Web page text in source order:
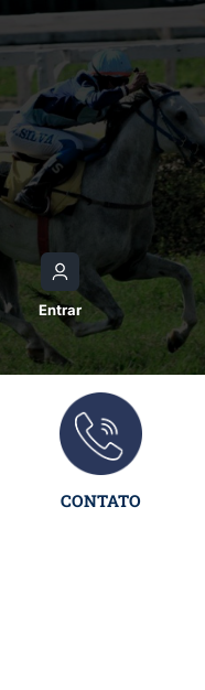
Entrar
CONTATO